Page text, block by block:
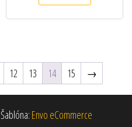
12 13 14 15 →
Šablóna: Envo eCommerce